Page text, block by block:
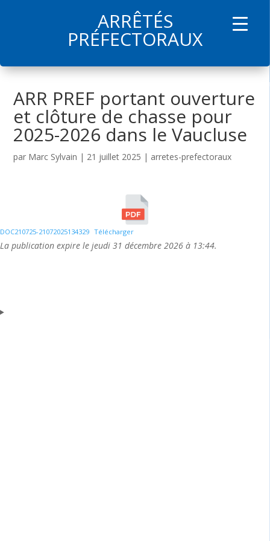
ARRÊTÉS
PRÉFECTORAUX
ARR PREF portant ouverture
et clôture de chasse pour
2025-2026 dans le Vaucluse
par Marc Sylvain | 21 juillet 2025 | arretes-prefectoraux
DOC210725-21072025134329 Télécharger
La publication expire le jeudi 31 décembre 2026 à 13:44.